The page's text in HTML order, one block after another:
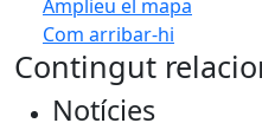
Amplieu el mapa
Com arribar-hi
+
Contingut
Notícies